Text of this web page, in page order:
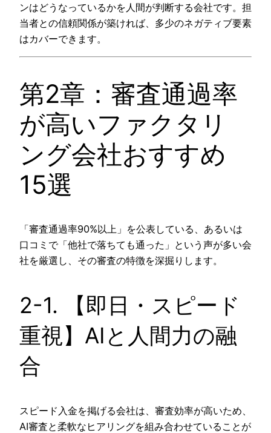
ンはどうなっているかを人間が判断する会社です。担
当者との信頼関係が築ければ、多少のネガティブ要素
はカバーできます。
第2章：審査通過率
が高いファクタリ
ング会社おすすめ
15選
「審査通過率90%以上」を公表している、あるいは
口コミで「他社で落ちても通った」という声が多い会
社を厳選し、その審査の特徴を深掘りします。
2-1. 【即日・スピード
重視】AIと人間力の融
合
スピード入金を掲げる会社は、審査効率が高いため、
AI審査と柔軟なヒアリングを組み合わせていることが